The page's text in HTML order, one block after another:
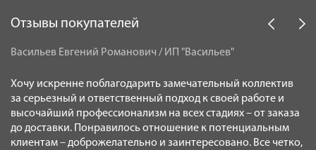
Отзывы покупателей
Васильев Евгений Романович / ИП "Васильев"
Хочу искренне поблагодарить замечательный коллектив
за серьезный и ответственный подход к своей работе и
высочайший профессионализм на всех стадиях – от заказа
до доставки. Понравилось отношение к потенциальным
клиентам – доброжелательно и заинтересовано. Все четко,